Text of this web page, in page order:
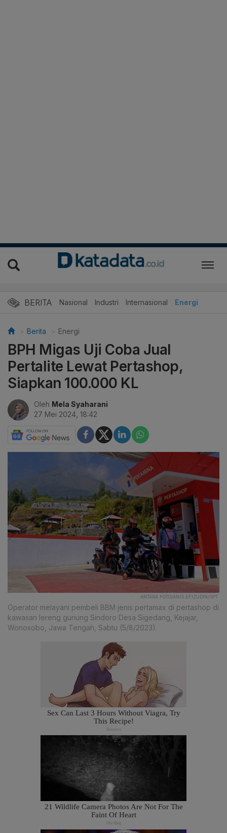
BERITA Nasional Industri Internasional Energi
Berita Energi
BPH Migas Uji Coba Jual
Pertalite Lewat Pertashop,
Siapkan 100.000 KL
Oleh Mela Syaharani
27 Mei 2024, 18:42
ANTARA FOTO/ANIS EFIZUDIN/SPT.
Operator melayani pembeli BBM jenis pertamax di pertashop di
kawasan lereng gunung Sindoro Desa Sigedang, Kejajar,
Wonosobo, Jawa Tengah, Sabtu (5/8/2023).